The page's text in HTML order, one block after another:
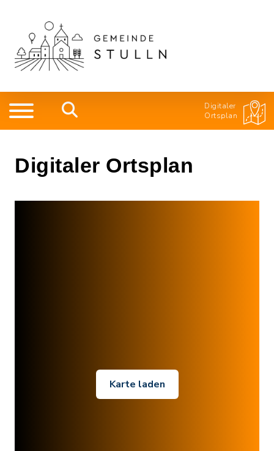
Digitaler
Ortsplan
Digitaler Ortsplan
Karte laden